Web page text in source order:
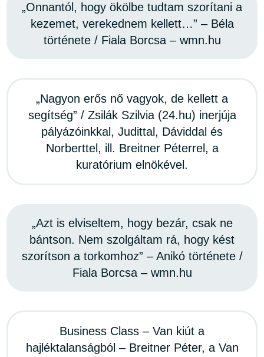
„Onnantól, hogy ökölbe tudtam szorítani a
kezemet, verekednem kellett…” – Béla
története / Fiala Borcsa – wmn.hu
„Nagyon erős nő vagyok, de kellett a
segítség” / Zsilák Szilvia (24.hu) inerjúja
pályázóinkkal, Judittal, Dáviddal és
Norberttel, ill. Breitner Péterrel, a
kuratórium elnökével.
„Azt is elviseltem, hogy bezár, csak ne
bántson. Nem szolgáltam rá, hogy kést
szorítson a torkomhoz” – Anikó története /
Fiala Borcsa – wmn.hu
Business Class – Van kiút a
hajléktalanságból – Breitner Péter, a Van